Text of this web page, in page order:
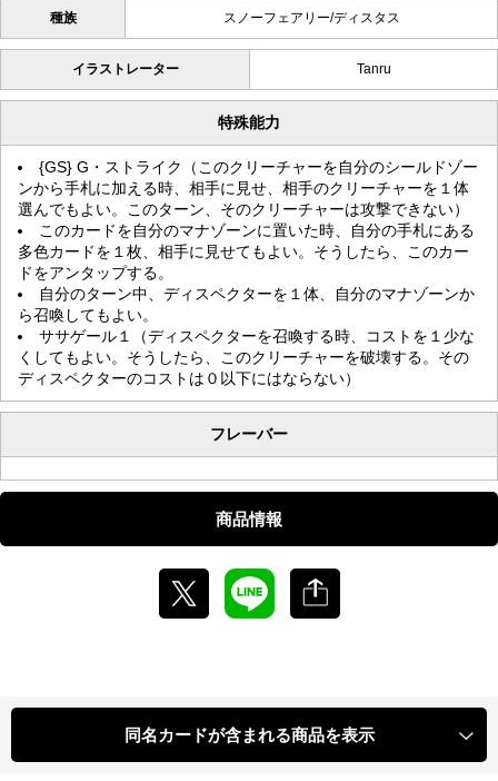
種族 スノーフェアリー/ディスタス
イラストレーター Tanru
特殊能力
{GS} G・ストライク（このクリーチャーを自分のシールドゾー
ンから手札に加える時、相手に見せ、相手のクリーチャーを１体
選んでもよい。このターン、そのクリーチャーは攻撃できない）
このカードを自分のマナゾーンに置いた時、自分の手札にある
多色カードを１枚、相手に見せてもよい。そうしたら、このカー
ドをアンタップする。
自分のターン中、ディスペクターを１体、自分のマナゾーンか
ら召喚してもよい。
ササゲール１（ディスペクターを召喚する時、コストを１少な
くしてもよい。そうしたら、このクリーチャーを破壊する。その
ディスペクターのコストは０以下にはならない）
フレーバー
商品情報
同名カードが含まれる商品を表示